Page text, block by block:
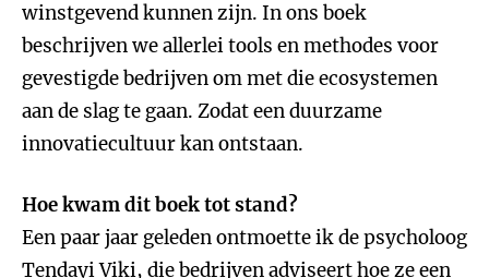
winstgevend kunnen zijn. In ons boek
beschrijven we allerlei tools en methodes voor
gevestigde bedrijven om met die ecosystemen
aan de slag te gaan. Zodat een duurzame
innovatiecultuur kan ontstaan.
Hoe kwam dit boek tot stand?
Een paar jaar geleden ontmoette ik de psycholoog
Tendayi Viki, die bedrijven adviseert hoe ze een